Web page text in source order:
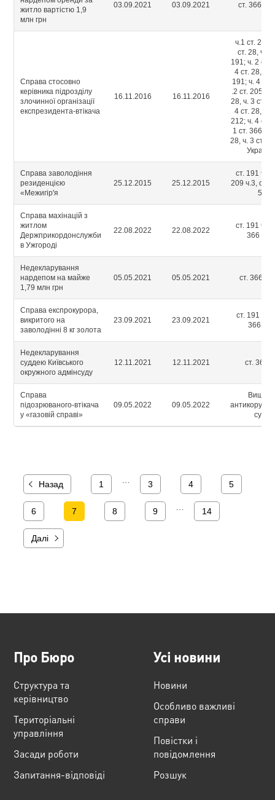
житло вартістю 1,9
млн грн
03.09.2021 03.09.2021 ст. 366-2
Справа стосовно
керівника підрозділу
злочинної організації
експрезидента-втікача
16.11.2016 16.11.2016
ч.1 ст. 255;
ст. 28, ч. 5
191; ч. 2 ст.
4 ст. 28, ч.
191; ч. 4 ст.
.2 ст. 205; ч.
28, ч. 3 ст.
4 ст. 28, ч.
212; ч. 4 ст.
1 ст. 366, ч.
28, ч. 3 ст.
України
Справа заволодіння
резиденцією
«Межигір'я
25.12.2015 25.12.2015
ст. 191 ч. 5,
209 ч.3, ст.
5
Справа махінацій з
житлом
Держприкордонслужби
в Ужгороді
22.08.2022 22.08.2022
ст. 191 ч. 5,
366 ч. 2
Недекларування
нардепом на майже
1,79 млн грн
05.05.2021 05.05.2021 ст. 366-2
Справа експрокурора,
викритого на
заволодінні 8 кг золота
23.09.2021 23.09.2021
ст. 191 ч.5,
366 ч.1
Недекларування
суддею Київського
окружного адмінсуду
12.11.2021 12.11.2021 ст. 366-3
Справа
підозрюваного-втікача
у «газовій справі»
09.05.2022 09.05.2022
Вищий
суд
Назад 1 3 4 5
6 7 8 9 14
Далі
Про Бюро
Структура та
керівництво
Територіальні
управління
Засади роботи
Запитання-відповіді
Усі новини
Новини
Особливо важливі
справи
Повістки і
повідомлення
Розшук